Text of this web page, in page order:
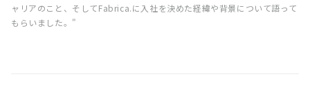
ャリアのこと、そしてFabrica.に入社を決めた経緯や背景について語って
もらいました。"